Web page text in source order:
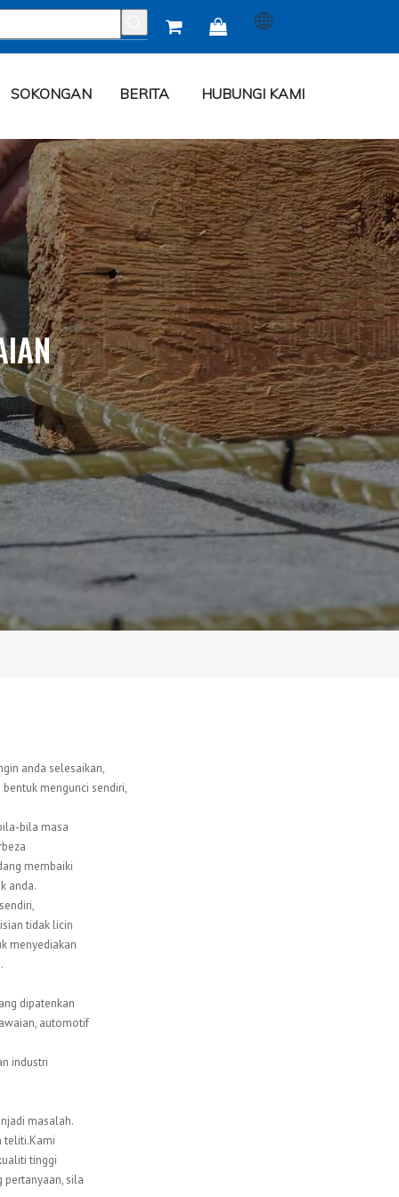
 
SOKONGAN BERITA HUBUNGI KAMI
anda selesaikan,
mengunci sendiri,
bila masa
membaiki
anda.
tidak licin
menyediakan
dipatenkan
automotif
industri
masalah.
teliti.Kami
tinggi
pertanyaan, sila